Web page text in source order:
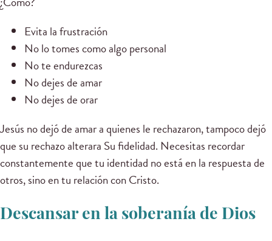
Evita la frustración
No lo tomes como algo personal
No te endurezcas
No dejes de amar
No dejes de orar
Jesús no dejó de amar a quienes le rechazaron, tampoco dejó
que su rechazo alterara Su fidelidad. Necesitas recordar
constantemente que tu identidad no está en la respuesta de
otros, sino en tu relación con Cristo.
Descansar en la soberanía de Dios